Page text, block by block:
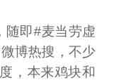
随即#麦当劳虚
博热搜，不少
，本来鸡块和